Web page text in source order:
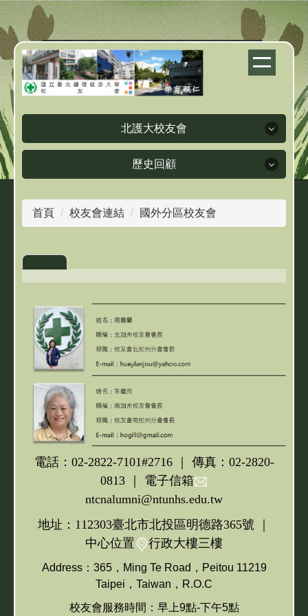
跳
到
主
要
內
容
區
北護大校友會
北護大校友會
校友會簡介
理事長簡介
歷屆傑出校友
加入會員
校友會連結
校友會粉絲專頁
獎助學金申請
捐款芳名錄
校友會電子報
北護校史
高雄專班專輯
歷史回顧
歷史回顧
人物訪談
重要公文
首頁 校友會連結 國外分區校友會
電話：02-2822-7101#2716 ｜ 傳真：02-2820-
0813 ｜ 電子信箱
ntcnalumni@ntunhs.edu.tw
地址：112303臺北市北投區明德路365號 ｜
中心位置
行政大樓三樓
Address：365，Ming Te Road，Peitou 11219
Taipei，Taiwan，R.O.C
校友會服務時間：早上9點-下午5點